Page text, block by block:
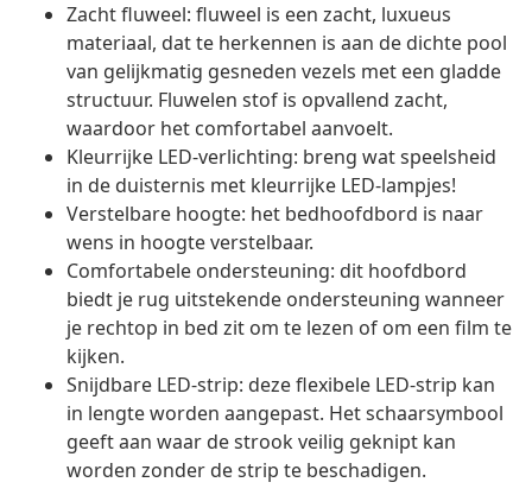
Zacht fluweel: fluweel is een zacht, luxueus
materiaal, dat te herkennen is aan de dichte pool
van gelijkmatig gesneden vezels met een gladde
structuur. Fluwelen stof is opvallend zacht,
waardoor het comfortabel aanvoelt.
Kleurrijke LED-verlichting: breng wat speelsheid
in de duisternis met kleurrijke LED-lampjes!
Verstelbare hoogte: het bedhoofdbord is naar
wens in hoogte verstelbaar.
Comfortabele ondersteuning: dit hoofdbord
biedt je rug uitstekende ondersteuning wanneer
je rechtop in bed zit om te lezen of om een film te
kijken.
Snijdbare LED-strip: deze flexibele LED-strip kan
in lengte worden aangepast. Het schaarsymbool
geeft aan waar de strook veilig geknipt kan
worden zonder de strip te beschadigen.